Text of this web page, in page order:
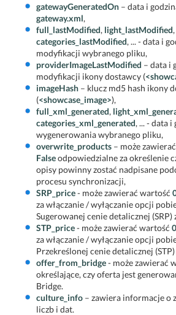
gatewayGeneratedOn – data i
gateway.xml,
full_lastModified, light_lastModified,
categories_lastModified, ... - data i
modyfikacji wybranego pliku,
providerImageLastModified – data i
modyfikacji ikony dostawcy (
imageHash – klucz md5 hash ikony
(<showcase_image>),
full_xml_generated,
categories_xml_generated, ... - data i
wygenerowania wybranego pliku,
overwrite_products – może
Falseodpowiedzialne za określenie
opisy powinny zostać nadpisane
procesu synchronizacji,
SRP_price- może zawierać wartość
za włączanie / wyłączanie opcji
Sugerowanej cenie detalicznej
STP_price- może zawierać wartość0
za włączanie / wyłączanie opcji
Przekreślonej cenie detalicznej
offer_from_bridge- może zawierać
określające, czy oferta jest
Bridge.
culture_info – zawiera informacje o
liczb i dat.